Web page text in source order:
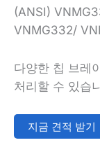
(ANSI)
VNMG332/
다양한 칩 브레
처리할 수 있습
지금 견적 받기